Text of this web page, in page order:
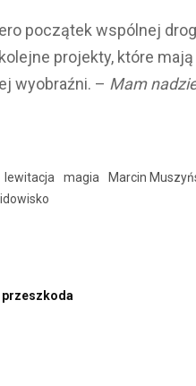
początek wspólnej
projekty, które
wyobraźni. – Mam
lewitacja magia Marcin
przeszkoda